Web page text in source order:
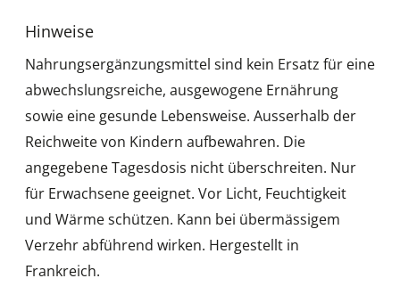
Hinweise
Nahrungsergänzungsmittel sind kein Ersatz für eine
abwechslungsreiche, ausgewogene Ernährung
sowie eine gesunde Lebensweise. Ausserhalb der
Reichweite von Kindern aufbewahren. Die
angegebene Tagesdosis nicht überschreiten. Nur
für Erwachsene geeignet. Vor Licht, Feuchtigkeit
und Wärme schützen. Kann bei übermässigem
Verzehr abführend wirken. Hergestellt in
Frankreich.